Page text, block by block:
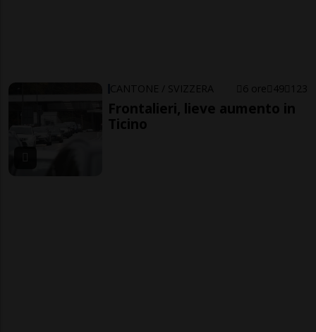
CANTONE / SVIZZERA 6 ore 49 123
Frontalieri, lieve aumento in
Ticino